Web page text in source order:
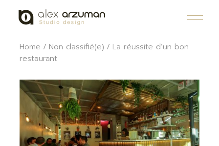
content
Home Non classifié(e)
La réussite d’un bon
restaurant